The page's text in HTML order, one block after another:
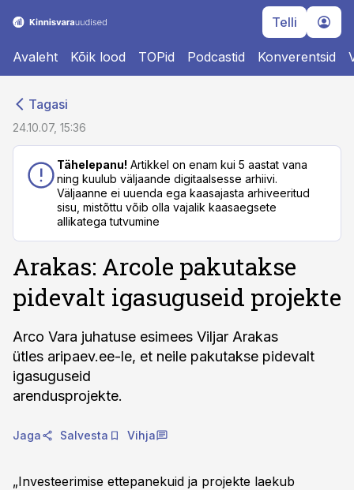
Telli
Avaleht Kõik lood TOPid Podcastid Konverentsid
Tagasi
24.10.07, 15:36
Tähelepanu! Artikkel on enam kui 5 aastat vana
ning kuulub väljaande digitaalsesse arhiivi.
Väljaanne ei uuenda ega kaasajasta arhiveeritud
sisu, mistõttu võib olla vajalik kaasaegsete
allikatega tutvumine
Arakas: Arcole pakutakse
pidevalt igasuguseid projekte
Arco Vara juhatuse esimees Viljar Arakas
ütles aripaev.ee-le, et neile pakutakse pidevalt
igasuguseid
arendusprojekte.
Jaga Salvesta Vihja
„Investeerimise ettepanekuid ja projekte laekub